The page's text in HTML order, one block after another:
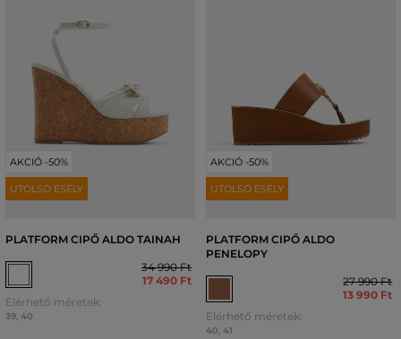
AKCIÓ -50%
UTOLSÓ ESÉLY
PLATFORM CIPŐ ALDO TAINAH
34 990 Ft
17 490 Ft
Elérhető méretek:
39, 40
AKCIÓ -50%
UTOLSÓ ESÉLY
PLATFORM CIPŐ ALDO
PENELOPY
27 990 Ft
13 990 Ft
Elérhető méretek:
40, 41